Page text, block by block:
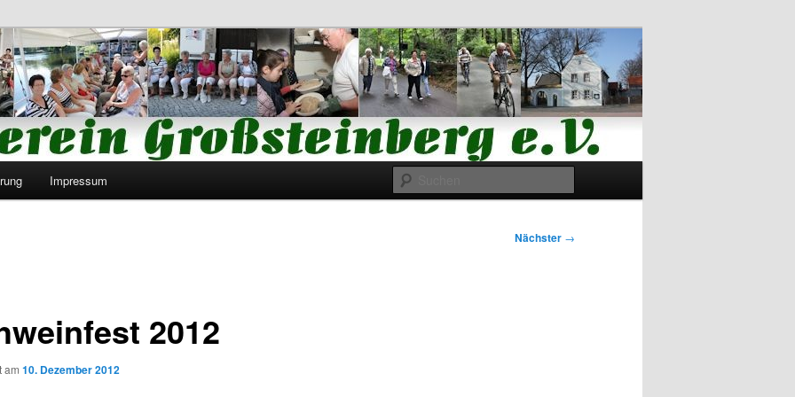
e.V.
Impressum
Nächster →
2012
am 10. Dezember 2012